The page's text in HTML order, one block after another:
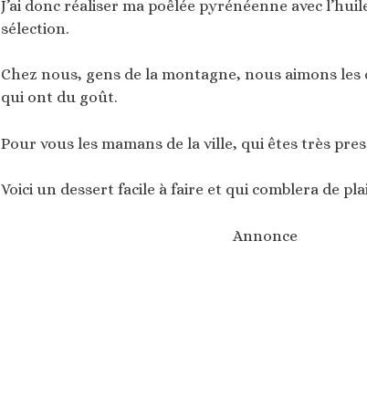
J’ai donc réaliser ma poêlée pyrénéenne avec
sélection.
Chez nous, gens de la montagne, nous aimons les
qui ont du goût.
Pour vous les mamans de la ville, qui êtes très
Voici un dessert facile à faire et qui comblera de
Annonce